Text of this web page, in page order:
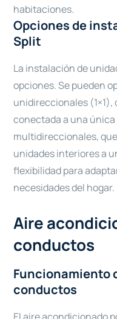
habitaciones.
Opciones de
Split
La instalación de
opciones. Se pueden
unidireccionales
conectada a una
multidireccionales,
unidades interiores a
flexibilidad para
necesidades del hogar.
Aire
conductos
Funcionamiento
conductos